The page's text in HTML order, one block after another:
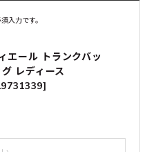
入力です。
エール トランクバッ
レディース